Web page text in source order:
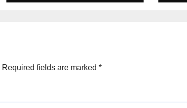
Required fields are marked *